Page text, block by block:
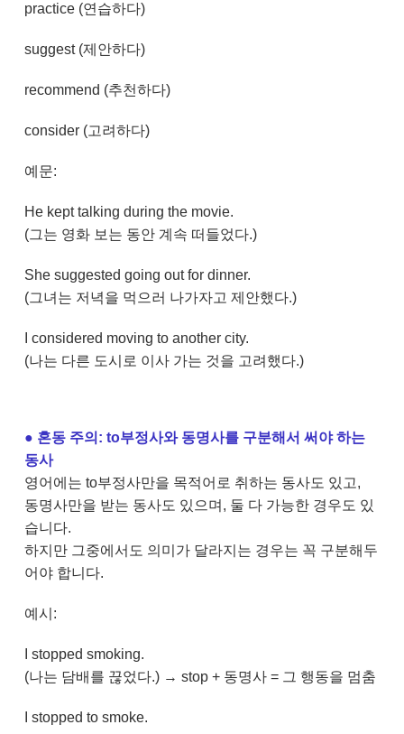
practice (연습하다)
suggest (제안하다)
recommend (추천하다)
consider (고려하다)
예문:
He kept talking during the movie.
(그는 영화 보는 동안 계속 떠들었다.)
She suggested going out for dinner.
(그녀는 저녁을 먹으러 나가자고 제안했다.)
I considered moving to another city.
(나는 다른 도시로 이사 가는 것을 고려했다.)
● 혼동 주의: to부정사와 동명사를 구분해서 써야 하는
동사
영어에는 to부정사만을 목적어로 취하는 동사도 있고,
동명사만을 받는 동사도 있으며, 둘 다 가능한 경우도 있
습니다.
하지만 그중에서도 의미가 달라지는 경우는 꼭 구분해두
어야 합니다.
예시:
I stopped smoking.
(나는 담배를 끊었다.) → stop + 동명사 = 그 행동을 멈춤
I stopped to smoke.